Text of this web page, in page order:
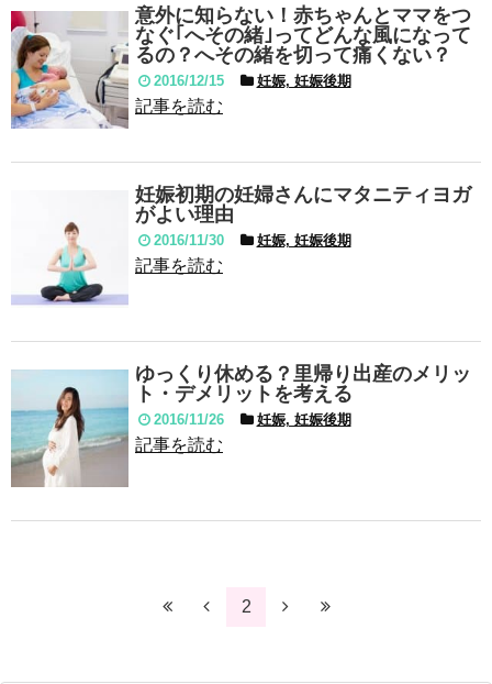
意外に知らない！赤ちゃんとママをつ
なぐ｢へその緒｣ってどんな風になって
るの？へその緒を切って痛くない？
2016/12/15 妊娠, 妊娠後期
記事を読む
妊娠初期の妊婦さんにマタニティヨガ
がよい理由
2016/11/30 妊娠, 妊娠後期
記事を読む
ゆっくり休める？里帰り出産のメリッ
ト・デメリットを考える
2016/11/26 妊娠, 妊娠後期
記事を読む
2